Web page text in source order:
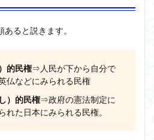
ると説きます。
的民権⇒人民が下から自分で
仏などにみられる民権
）的民権⇒政府の憲法制定に
れた日本にみられる民権。